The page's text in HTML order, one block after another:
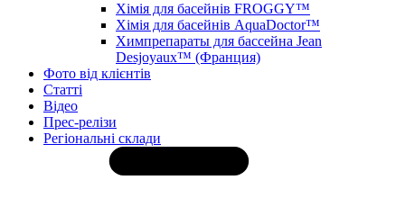
Хімія для басейнів FROGGY™
Хімія для басейнів AquaDoctor™
Химпрепараты для бассейна Jean
Desjoyaux™ (Франция)
Фото від клієнтів
Статті
Відео
Прес-релізи
Регіональні склади